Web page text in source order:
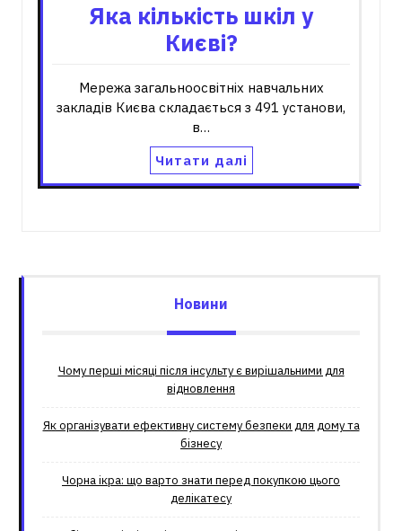
Яка кількість шкіл у
Києві?
Мережа загальноосвітніх навчальних
закладів Києва складається з 491 установи,
в…
Читати далі
Новини
Чому перші місяці після інсульту є вирішальними для
відновлення
Як організувати ефективну систему безпеки для дому та
бізнесу
Чорна ікра: що варто знати перед покупкою цього
делікатесу